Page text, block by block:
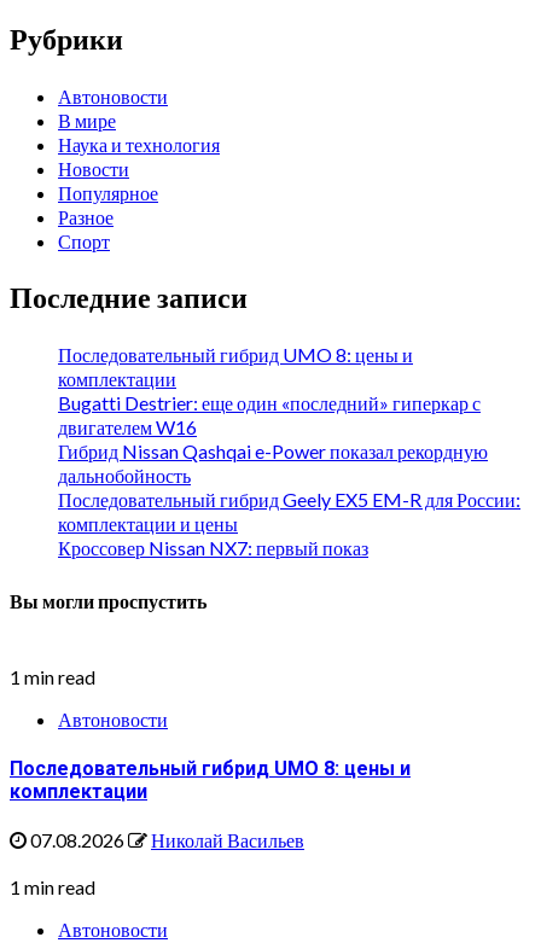
Рубрики
Автоновости
В мире
Наука и технология
Новости
Популярное
Разное
Спорт
Последние записи
Последовательный гибрид UMO 8: цены и
комплектации
Bugatti Destrier: еще один «последний» гиперкар с
двигателем W16
Гибрид Nissan Qashqai e-Power показал рекордную
дальнобойность
Последовательный гибрид Geely EX5 EM-R для России:
комплектации и цены
Кроссовер Nissan NX7: первый показ
Вы могли проспустить
1 min read
Автоновости
Последовательный гибрид UMO 8: цены и
комплектации
07.08.2026 Николай Васильев
1 min read
Автоновости